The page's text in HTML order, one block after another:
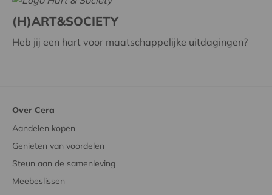
(H)ART&SOCIETY
Heb jij een hart voor maatschappelijke uitdagingen?
Over Cera
Aandelen kopen
Genieten van voordelen
Steun aan de samenleving
Meebeslissen